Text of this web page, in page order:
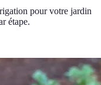
pour votre jardin
étape.